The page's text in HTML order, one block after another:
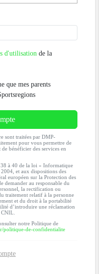
d'utilisation de la
que mes parents
sont traitées par DMP-
pour vous permettre de
bénéficier des services en
à 40 de la loi « Informatique
et aux dispositions des
européen sur la Protection des
demander au responsable du
la rectification ou
traitement relatif à la personne
et du droit à la portabilité
d’introduire une réclamation
notre Politique de
politique-de-confidentialite